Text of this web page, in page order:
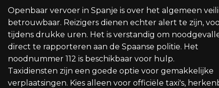
Openbaar vervoer in Spanje is over het algemeen
betrouwbaar. Reizigers dienen echter alert te zijn,
tijdens drukke uren. Het is verstandig om
direct te rapporteren aan de Spaanse politie. Het
noodnummer 112 is beschikbaar voor hulp.
Taxidiensten zijn een goede optie voor gemakkelijke
verplaatsingen. Kies alleen voor officiële taxi's,